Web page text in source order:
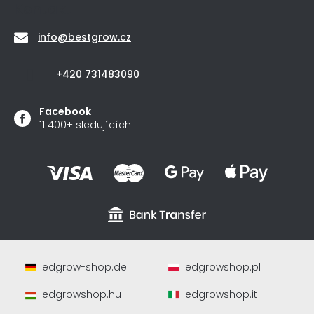
info@bestgrow.cz
+420 731483090
Facebook
11 400+ sledujících
ledgrow-shop.de
ledgrowshop.pl
ledgrowshop.hu
ledgrowshop.it